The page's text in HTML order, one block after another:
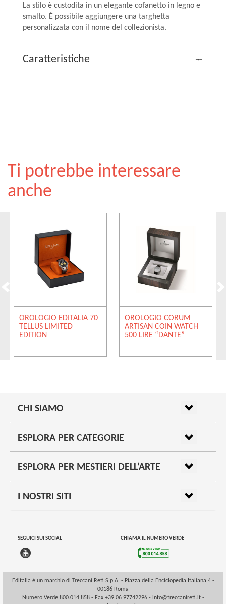
La stilo è custodita in un elegante cofanetto in legno e
smalto. È possibile aggiungere una targhetta
personalizzata con il nome del collezionista.
Caratteristiche
Ti potrebbe interessare
anche
OROLOGIO EDITALIA 70
TELLUS LIMITED
EDITION
OROLOGIO CORUM
ARTISAN COIN WATCH
500 LIRE “DANTE”
CHI SIAMO
ESPLORA PER CATEGORIE
ESPLORA PER MESTIERI DELL’ARTE
I NOSTRI SITI
SEGUICI SUI SOCIAL CHIAMA IL NUMERO VERDE
Editalia è un marchio di Treccani Reti S.p.A. - Piazza della Enciclopedia Italiana 4 -
00186 Roma
Numero Verde 800.014.858 - Fax +39 06 97742296 - info@treccanireti.it-